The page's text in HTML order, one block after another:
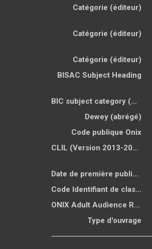
Catégorie (éditeur)
Catégorie (éditeur)
Catégorie (éditeur)
BISAC Subject Heading
BIC subject category (UK)
Dewey (abrégé)
Code publique Onix
CLIL (Version 2013-2019 )
Date de première publication du titre
Code Identifiant de classement sujet
ONIX Adult Audience Rating
Type d'ouvrage